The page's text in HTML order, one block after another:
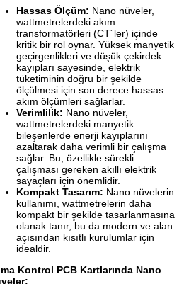
Hassas Ölçüm: Nano nüveler,
wattmetrelerdeki akım
transformatörleri (CT´ler) içinde
kritik bir rol oynar. Yüksek manyetik
geçirgenlikleri ve düşük çekirdek
kayıpları sayesinde, elektrik
tüketiminin doğru bir şekilde
ölçülmesi için son derece hassas
akım ölçümleri sağlarlar.
Verimlilik: Nano nüveler,
wattmetrelerdeki manyetik
bileşenlerde enerji kayıplarını
azaltarak daha verimli bir çalışma
sağlar. Bu, özellikle sürekli
çalışması gereken akıllı elektrik
sayaçları için önemlidir.
Kompakt Tasarım: Nano nüvelerin
kullanımı, wattmetrelerin daha
kompakt bir şekilde tasarlanmasına
olanak tanır, bu da modern ve alan
açısından kısıtlı kurulumlar için
idealdir.
Kontrol PCB Kartlarında Nano